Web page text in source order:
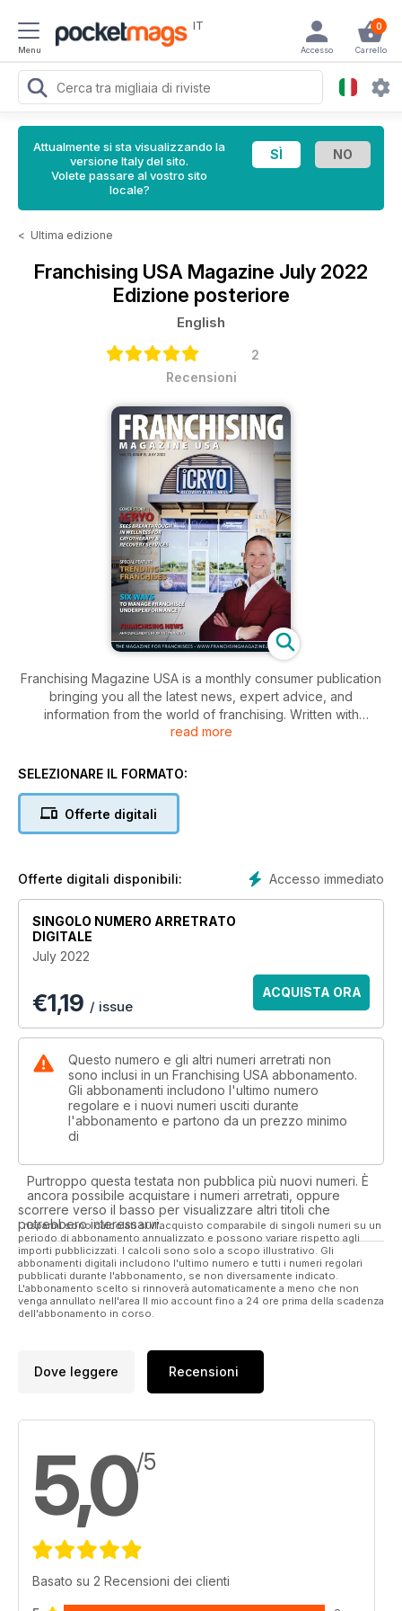
Menu
IT 0
Carrello
Accesso
Attualmente si sta visualizzando la
versione Italy del sito.
Volete passare al vostro sito
locale?
< Ultima edizione
Franchising USA Magazine July 2022
Edizione posteriore
English
2
Recensioni
Franchising Magazine USA is a monthly consumer publication
bringing you all the latest news, expert advice, and
information from the world of franchising. Written with
franchisees in mind, Franchising Magazine USA is a valuable
advice, marketing and business information, as well as
Publishing, a member of the IFA specializing in franchise
publications, and with 36 years of experience in international
read more
SELEZIONARE IL FORMATO:
Offerte digitali
Accesso immediato
Offerte digitali disponibili:
SINGOLO NUMERO ARRETRATO
DIGITALE
July 2022
€1,19 / issue
ACQUISTA ORA
Questo numero e gli altri numeri arretrati non
sono inclusi in un Franchising USA abbonamento.
Gli abbonamenti includono l'ultimo numero
regolare e i nuovi numeri usciti durante
l'abbonamento e partono da un prezzo minimo
di
Purtroppo questa testata non pubblica più nuovi numeri. È
ancora possibile acquistare i numeri arretrati, oppure
scorrere verso il basso per visualizzare altri titoli che
potrebbero interessarvi.
I risparmi sono calcolati sull'acquisto comparabile di singoli numeri su un
periodo di abbonamento annualizzato e possono variare rispetto agli
importi pubblicizzati. I calcoli sono solo a scopo illustrativo. Gli
abbonamenti digitali includono l'ultimo numero e tutti i numeri regolari
pubblicati durante l'abbonamento, se non diversamente indicato.
L'abbonamento scelto si rinnoverà automaticamente a meno che non
venga annullato nell'area Il mio account fino a 24 ore prima della scadenza
dell'abbonamento in corso.
Dove leggere Recensioni
5,0/5
Basato su 2 Recensioni dei clienti